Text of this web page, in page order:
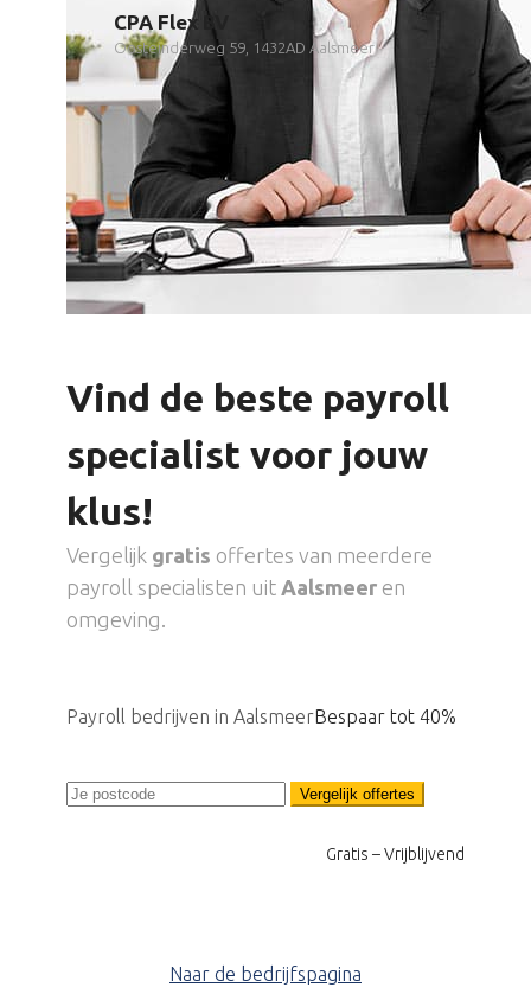
CPA Flex BV
Oosteinderweg 59, 1432AD Aalsmeer
Vind de beste payroll
specialist voor jouw
klus!
Vergelijk gratis offertes van meerdere
payroll specialisten uit Aalsmeer en
omgeving.
Payroll bedrijven in AalsmeerBespaar tot 40%
Vergelijk offertes
Gratis – Vrijblijvend
Naar de bedrijfspagina